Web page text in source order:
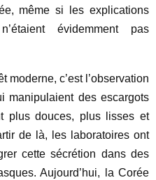
même si les explications
évidemment pas
moderne, c’est l’observation
manipulaient des escargots
plus douces, plus lisses et
de là, les laboratoires ont
cette sécrétion dans des
Aujourd’hui, la Corée